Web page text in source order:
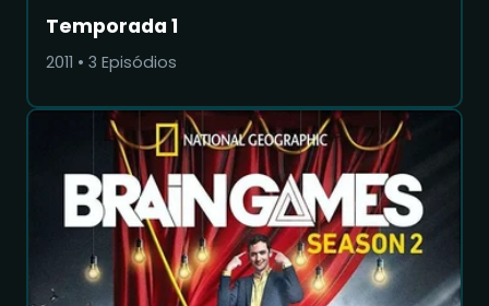
Temporada 1
2011 • 3 Episódios